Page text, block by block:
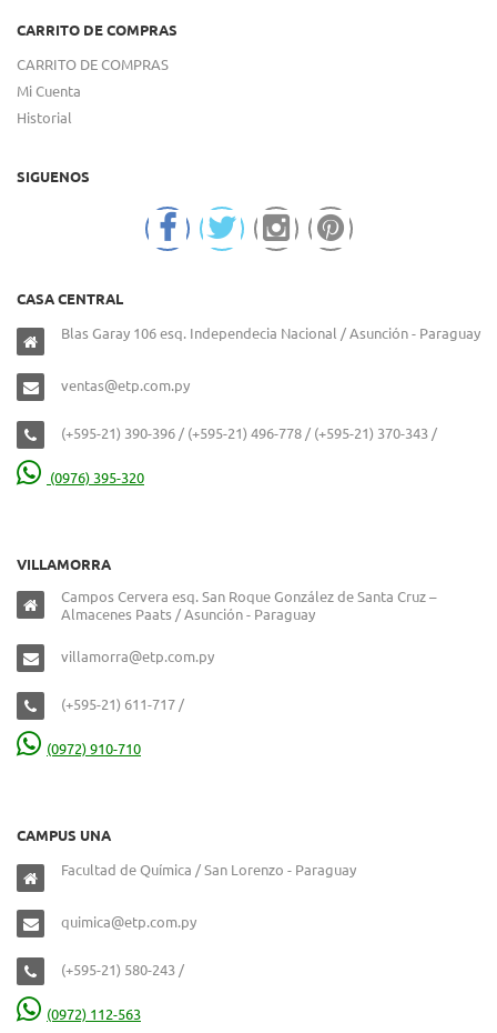
CARRITO DE COMPRAS
CARRITO DE COMPRAS
Mi Cuenta
Historial
SIGUENOS
CASA CENTRAL
Blas Garay 106 esq. Independecia Nacional / Asunción - Paraguay
ventas@etp.com.py
(+595-21) 390-396 / (+595-21) 496-778 / (+595-21) 370-343 /
(0976) 395-320
VILLAMORRA
Campos Cervera esq. San Roque González de Santa Cruz –
Almacenes Paats / Asunción - Paraguay
villamorra@etp.com.py
(+595-21) 611-717 /
(0972) 910-710
CAMPUS UNA
Facultad de Química / San Lorenzo - Paraguay
quimica@etp.com.py
(+595-21) 580-243 /
(0972) 112-563